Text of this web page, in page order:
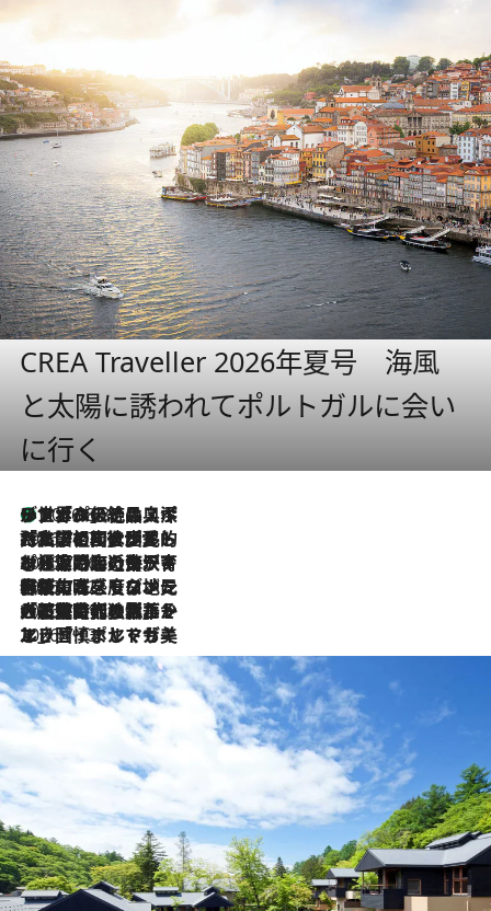
CREA Traveller 2026年夏号 海風
と太陽に誘われてポルトガルに会い
に行く
2026.8.8
リスボンの絶品スイーツ「パステル・デ・ナタ」とは？ポルトガル伝統の奥深い世界へ
2026.7.27
「私の祖国はポルトガル語です」国民的詩人フェルナンド・ペソアと、彼が愛した文学の街を歩く
2026.7.26
ポルトガル近海が育む極上の海の幸。キリリと冷えた白ワインと愉しむ、シーフード専門店の贅沢
2026.7.22
伝統の味をモダンに昇華。高感度な地元客が集う、リスボンの最旬ガストロノミー
2026.7.21
大航海時代の栄華から、震災、独裁、そして革命へ。ポルトガル・首都リスボンの石畳に刻まれた「歴史の光と影」
2026.7.13
エッセイ・ヤマザキマリ「慎ましくも美しき国 ポルトガル」